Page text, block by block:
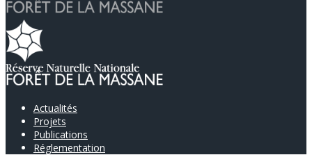
Actualités
Projets
Publications
Réglementation